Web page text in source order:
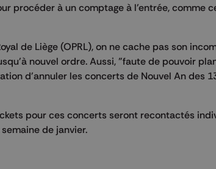
procéder à un comptage à l'entrée, comme
de Liège (OPRL), on ne cache pas son
nouvel ordre. Aussi, "faute de pouvoir
d'annuler les concerts de Nouvel An des
pour ces concerts seront recontactés
de janvier.